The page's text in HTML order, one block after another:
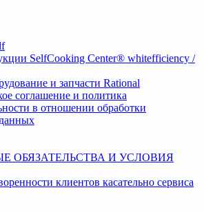
SelfCooking Center® whitefficiency /
и запчасти Rational
соглашение и политика
в отношении обработки
ОБЯЗАТЕЛЬСТВА И УСЛОВИЯ
клиентов касательно сервиса